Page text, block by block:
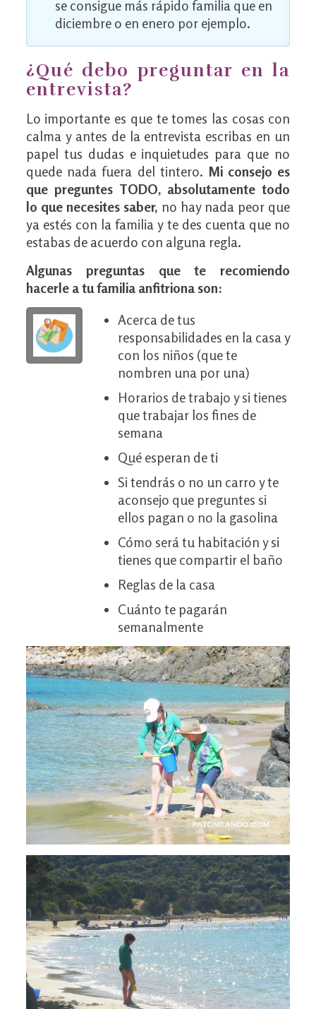
se consigue más rápido familia que en
diciembre o en enero por ejemplo.
¿Qué debo preguntar en la
entrevista?
Lo importante es que te tomes las cosas con
calma y antes de la entrevista escribas en un
papel tus dudas e inquietudes para que no
quede nada fuera del tintero. Mi consejo es
que preguntes TODO, absolutamente todo
lo que necesites saber, no hay nada peor que
ya estés con la familia y te des cuenta que no
estabas de acuerdo con alguna regla.
Algunas preguntas que te recomiendo
hacerle a tu familia anfitriona son:
Acerca de tus
responsabilidades en la casa y
con los niños (que te
nombren una por una)
Horarios de trabajo y si tienes
que trabajar los fines de
semana
Qué esperan de ti
Si tendrás o no un carro y te
aconsejo que preguntes si
ellos pagan o no la gasolina
Cómo será tu habitación y si
tienes que compartir el baño
Reglas de la casa
Cuánto te pagarán
semanalmente